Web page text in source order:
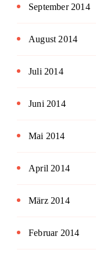
September 2014
August 2014
Juli 2014
Juni 2014
Mai 2014
April 2014
März 2014
Februar 2014